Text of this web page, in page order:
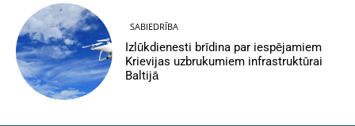
SABIEDRĪBA
Izlūkdienesti brīdina par iespējamiem
Krievijas uzbrukumiem infrastruktūrai
Baltijā